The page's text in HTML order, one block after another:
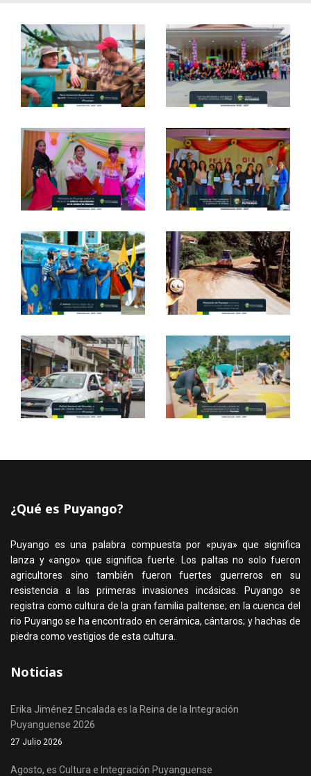
¿Qué es Puyango?
Puyango es una palabra compuesta por «puya» que significa
lanza y «ango» que significa fuerte. Los paltas no solo fueron
agricultores sino también fueron fuertes guerreros en su
resistencia a las primeras invasiones incásicas. Puyango se
registra como cultura de la gran familia paltense; en la cuenca del
rio Puyango se ha encontrado en cerámica, cántaros; y hachas de
piedra como vestigios de esta cultura.
Noticias
Erika Jiménez Encalada es la Reina de la Integración
Puyanguense 2026
27 Julio 2026
Agosto, es Cultura e Integración Puyanguense